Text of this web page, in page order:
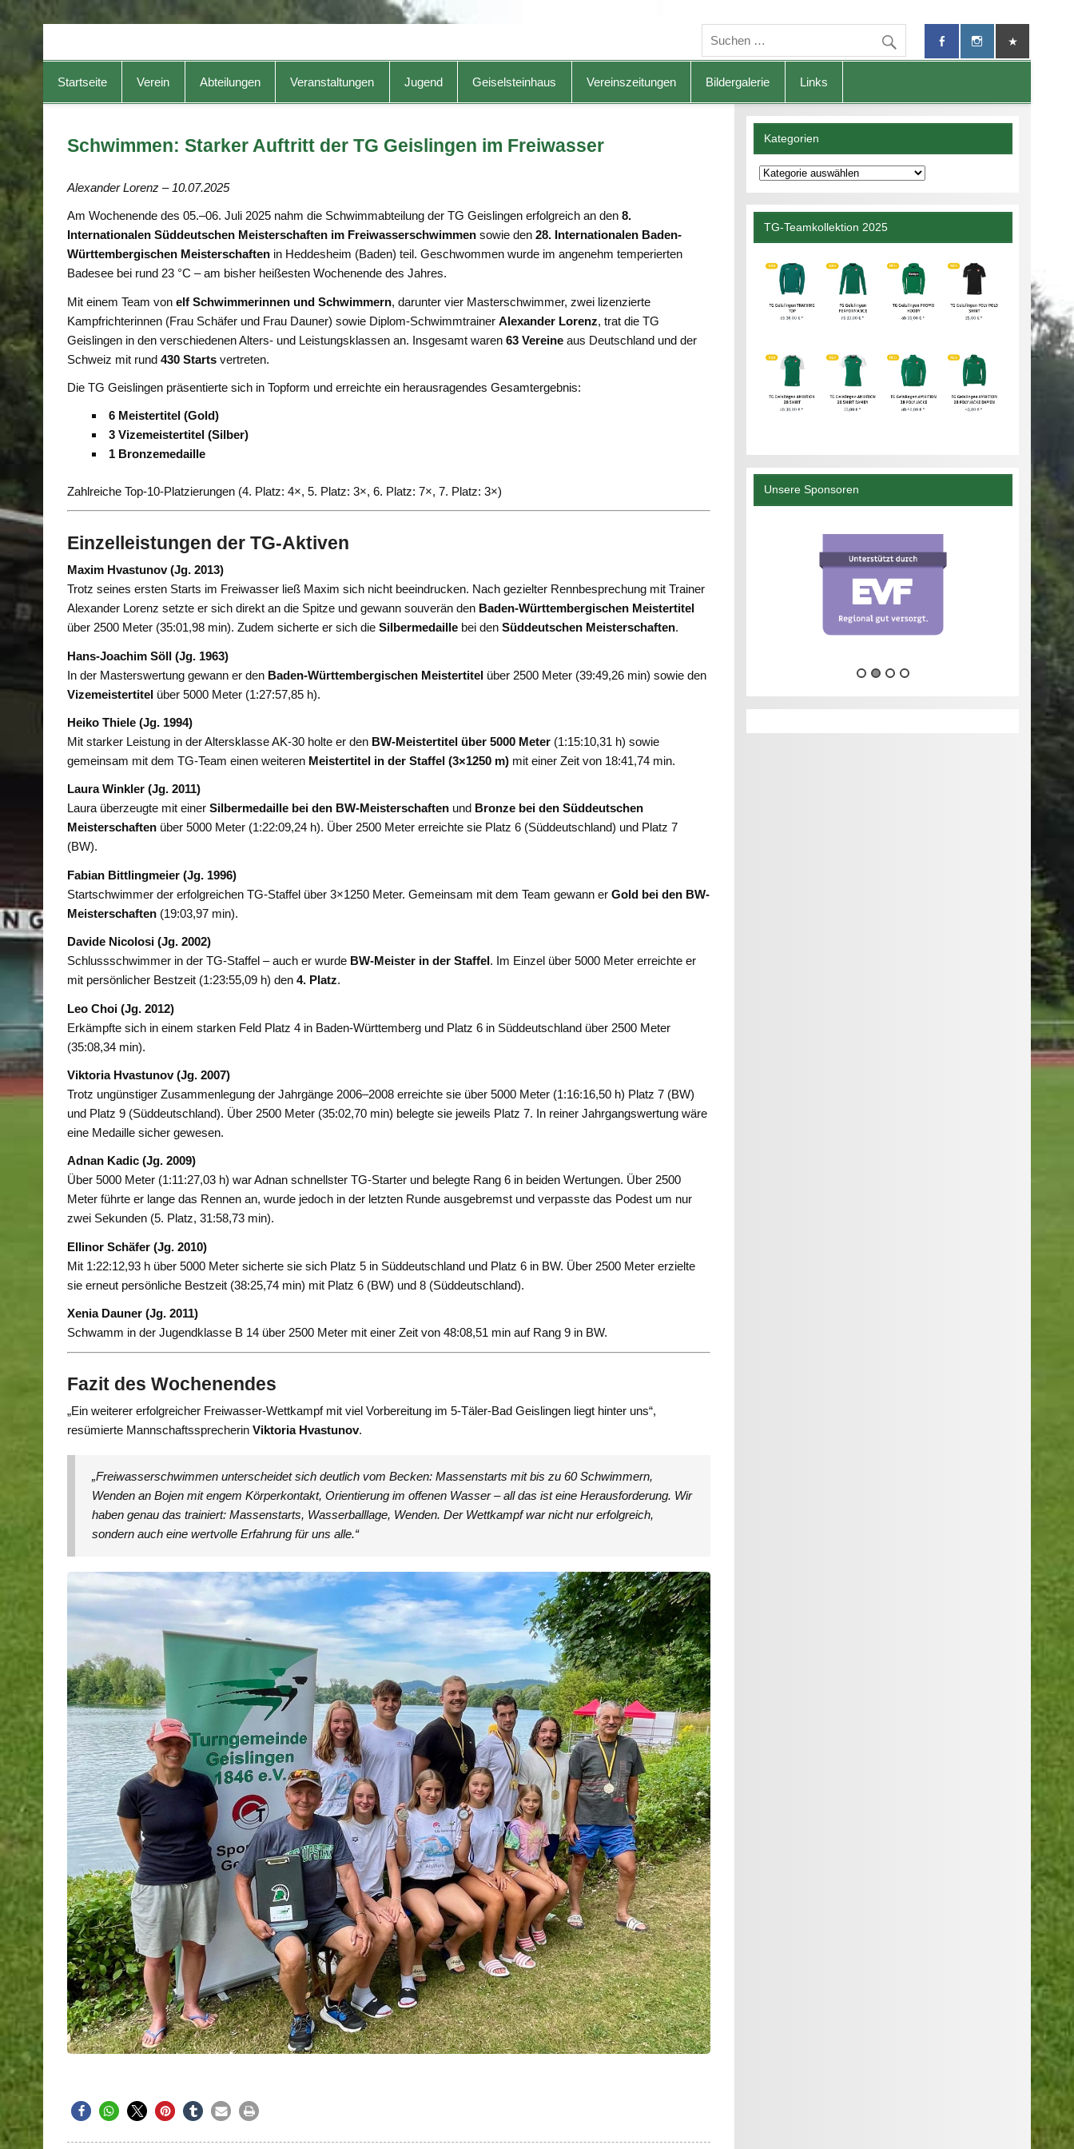
TG-Geislingen e. V.
Startseite Verein Abteilungen Veranstaltungen Jugend Geiselsteinhaus Vereinszeitungen Bildergalerie Links
Schwimmen: Starker Auftritt der TG Geislingen im Freiwasser
Alexander Lorenz – 10.07.2025
Am Wochenende des 05.–06. Juli 2025 nahm die Schwimmabteilung der TG Geislingen erfolgreich an den8.
Internationalen Süddeutschen Meisterschaften im Freiwasserschwimmen sowie den28. Internationalen Baden-
Württembergischen Meisterschaften in Heddesheim (Baden) teil. Geschwommen wurde im angenehm temperierten
Badesee bei rund 23 °C – am bisher heißesten Wochenende des Jahres.
Mit einem Team vonelf Schwimmerinnen und Schwimmern, darunter vier Masterschwimmer, zwei lizenzierte
Kampfrichterinnen (Frau Schäfer und Frau Dauner) sowie Diplom-SchwimmtrainerAlexander Lorenz, trat die TG
Geislingen in den verschiedenen Alters- und Leistungsklassen an. Insgesamt waren63 Vereine aus Deutschland und der
Schweiz mit rund430 Starts vertreten.
Die TG Geislingen präsentierte sich in Topform und erreichte ein herausragendes Gesamtergebnis:
6 Meistertitel (Gold)
3 Vizemeistertitel (Silber)
1 Bronzemedaille
Zahlreiche Top-10-Platzierungen (4. Platz: 4×, 5. Platz: 3×, 6. Platz: 7×, 7. Platz: 3×)
Einzelleistungen der TG-Aktiven
Maxim Hvastunov (Jg. 2013)
Trotz seines ersten Starts im Freiwasser ließ Maxim sich nicht beeindrucken. Nach gezielter Rennbesprechung mit Trainer
Alexander Lorenz setzte er sich direkt an die Spitze und gewann souverän den Baden-Württembergischen Meistertitel
über 2500 Meter (35:01,98 min). Zudem sicherte er sich dieSilbermedaille bei denSüddeutschen Meisterschaften.
Hans-Joachim Söll (Jg. 1963)
In der Masterswertung gewann er den Baden-Württembergischen Meistertitel über 2500 Meter (39:49,26 min) sowie den
Vizemeistertitel über 5000 Meter (1:27:57,85 h).
Heiko Thiele (Jg. 1994)
Mit starker Leistung in der Altersklasse AK-30 holte er den BW-Meistertitel über 5000 Meter (1:15:10,31 h) sowie
gemeinsam mit dem TG-Team einen weiteren Meistertitel in der Staffel (3×1250 m) mit einer Zeit von 18:41,74 min.
Laura Winkler (Jg. 2011)
Laura überzeugte mit einerSilbermedaille bei den BW-Meisterschaften und Bronze bei den Süddeutschen
Meisterschaften über 5000 Meter (1:22:09,24 h). Über 2500 Meter erreichte sie Platz 6 (Süddeutschland) und Platz 7
(BW).
Fabian Bittlingmeier (Jg. 1996)
Startschwimmer der erfolgreichen TG-Staffel über 3×1250 Meter. Gemeinsam mit dem Team gewann erGold bei den BW-
Meisterschaften (19:03,97 min).
Davide Nicolosi (Jg. 2002)
Schlussschwimmer in der TG-Staffel – auch er wurde BW-Meister in der Staffel. Im Einzel über 5000 Meter erreichte er
mit persönlicher Bestzeit (1:23:55,09 h) den4. Platz.
Leo Choi (Jg. 2012)
Erkämpfte sich in einem starken Feld Platz 4 in Baden-Württemberg und Platz 6 in Süddeutschland über 2500 Meter
(35:08,34 min).
Viktoria Hvastunov (Jg. 2007)
Trotz ungünstiger Zusammenlegung der Jahrgänge 2006–2008 erreichte sie über 5000 Meter (1:16:16,50 h) Platz 7 (BW)
und Platz 9 (Süddeutschland). Über 2500 Meter (35:02,70 min) belegte sie jeweils Platz 7. In reiner Jahrgangswertung wäre
eine Medaille sicher gewesen.
Adnan Kadic (Jg. 2009)
Über 5000 Meter (1:11:27,03 h) war Adnan schnellster TG-Starter und belegte Rang 6 in beiden Wertungen. Über 2500
Meter führte er lange das Rennen an, wurde jedoch in der letzten Runde ausgebremst und verpasste das Podest um nur
zwei Sekunden (5. Platz, 31:58,73 min).
Ellinor Schäfer (Jg. 2010)
Mit 1:22:12,93 h über 5000 Meter sicherte sie sich Platz 5 in Süddeutschland und Platz 6 in BW. Über 2500 Meter erzielte
sie erneut persönliche Bestzeit (38:25,74 min) mit Platz 6 (BW) und 8 (Süddeutschland).
Xenia Dauner (Jg. 2011)
Schwamm in der Jugendklasse B 14 über 2500 Meter mit einer Zeit von 48:08,51 min auf Rang 9 in BW.
Fazit des Wochenendes
„Ein weiterer erfolgreicher Freiwasser-Wettkampf mit viel Vorbereitung im 5-Täler-Bad Geislingen liegt hinter uns“,
resümierte MannschaftssprecherinViktoria Hvastunov.
„Freiwasserschwimmen unterscheidet sich deutlich vom Becken: Massenstarts mit bis zu 60 Schwimmern,
Wenden an Bojen mit engem Körperkontakt, Orientierung im offenen Wasser – all das ist eine Herausforderung. Wir
haben genau das trainiert: Massenstarts, Wasserballlage, Wenden. Der Wettkampf war nicht nur erfolgreich,
sondern auch eine wertvolle Erfahrung für uns alle.“
Kategorien
Kategorien
TG-Teamkollektion 2025
Unsere Sponsoren